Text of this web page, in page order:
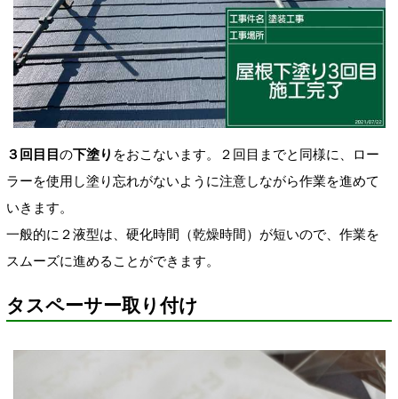
３回目目 の下塗り をおこないます。２回目までと同様に、ロー
ラーを使用し塗り忘れがないように注意しながら作業を進めて
いきます。
一般的に２液型は、硬化時間（乾燥時間）が短いので、作業を
スムーズに進めることができます。
タスペーサー取り付け